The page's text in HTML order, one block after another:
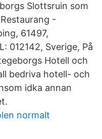
Slottsruin som
-
61497,
012142, Sverige, På
Hotell och
bedriva hotell- och
idka annan
normalt